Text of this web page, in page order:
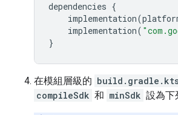
dependencies {
implementation(
implementation(
}
在模組層級的
compileSdk 和 minSdk 設為下